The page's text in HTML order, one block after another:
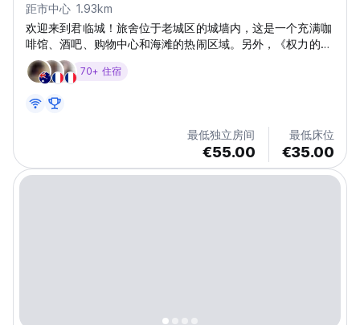
距市中心 1.93km
欢迎来到君临城！旅舍位于老城区的城墙内，这是一个充满咖
啡馆、酒吧、购物中心和海滩的热闹区域。另外，《权力的游
戏》第四季第二集就是在这里拍摄的！
70+ 住宿
最低独立房间
€55.00
最低床位
€35.00